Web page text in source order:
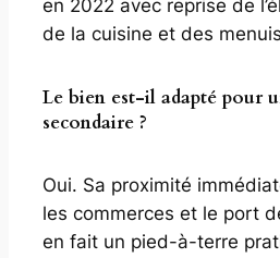
en 2022 avec reprise de
de la cuisine et des
Le bien est-il adapté pour
secondaire ?
Oui. Sa proximité
les commerces et le port
en fait un pied-à-terre